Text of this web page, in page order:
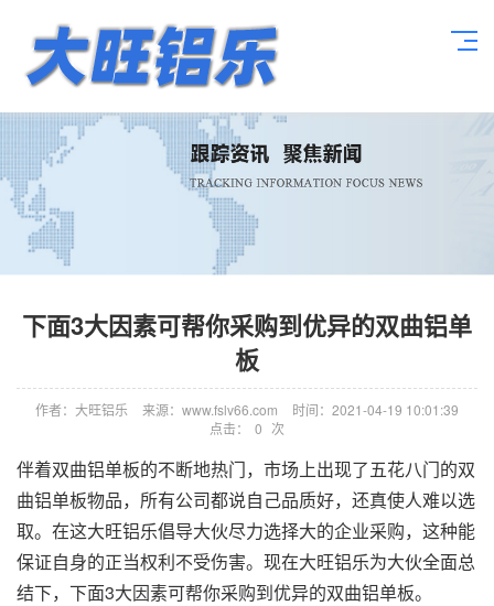
下面3大因素可帮你采购到优异的双曲铝单
板
作者：大旺铝乐 来源：www.fslv66.com
时间：2021-04-19 10:01:39
点击：
0 次
伴着双曲铝单板的不断地热门，市场上出现了五花八门的双
曲铝单板物品，所有公司都说自己品质好，还真使人难以选
取。在这大旺铝乐倡导大伙尽力选择大的企业采购，这种能
保证自身的正当权利不受伤害。现在大旺铝乐为大伙全面总
结下，下面3大因素可帮你采购到优异的双曲铝单板。